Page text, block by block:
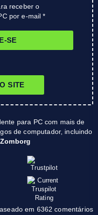
receber o
por e-mail *
SE
SITE
para PC com mais de
de computador, incluindo
Zomborg
em 6362 comentários